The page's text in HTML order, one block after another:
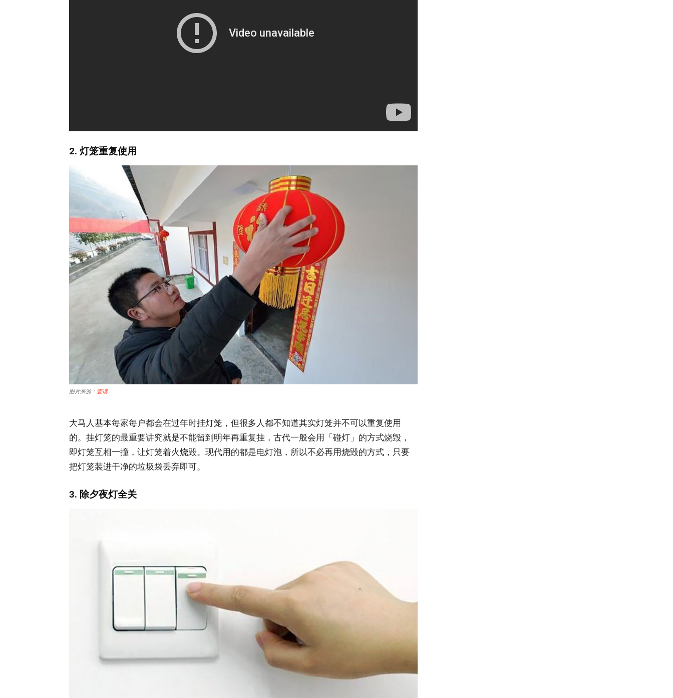
2. 灯笼重复使用
图片来源： 壹读
大马人基本每家每户都会在过年时挂灯笼，但很多人都不知道其实灯笼并不可以重复使用
的。挂灯笼的最重要讲究就是不能留到明年再重复挂，古代一般会用「碰灯」的方式烧毁，
即灯笼互相一撞，让灯笼着火烧毁。现代用的都是电灯泡，所以不必再用烧毁的方式，只要
把灯笼装进干净的垃圾袋丢弃即可。
3. 除夕夜灯全关